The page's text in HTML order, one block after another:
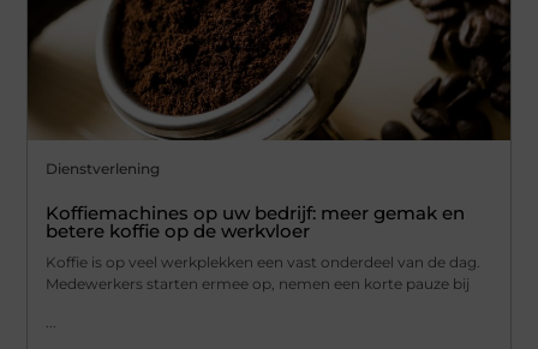
Dienstverlening
Koffiemachines op uw bedrijf: meer gemak en
betere koffie op de werkvloer
Koffie is op veel werkplekken een vast onderdeel van de dag.
Medewerkers starten ermee op, nemen een korte pauze bij
...